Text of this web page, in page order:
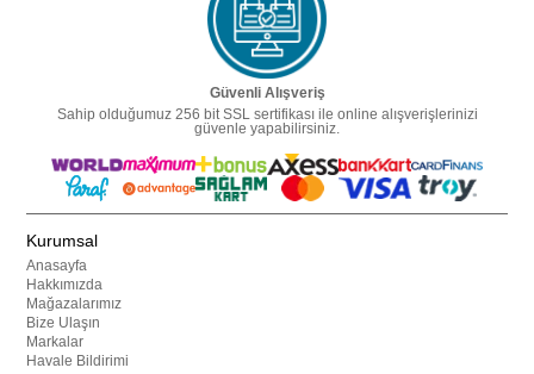
Güvenli Alışveriş
Sahip olduğumuz 256 bit SSL sertifikası ile online alışverişlerinizi
güvenle yapabilirsiniz.
Kurumsal
Anasayfa
Hakkımızda
Mağazalarımız
Bize Ulaşın
Markalar
Havale Bildirimi